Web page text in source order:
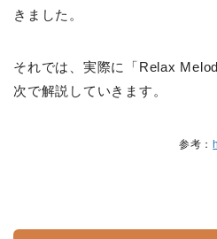
きました。
それでは、実際に「Relax
次で解説していきます。
参考：